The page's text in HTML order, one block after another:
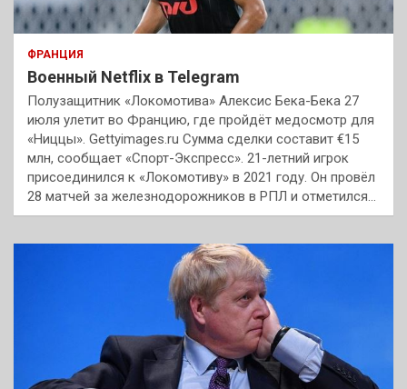
ФРАНЦИЯ
Военный Netflix в Telegram
Полузащитник «Локомотива» Алексис Бека-Бека 27
июля улетит во Францию, где пройдёт медосмотр для
«Ниццы». Gettyimages.ru Сумма сделки составит €15
млн, сообщает «Спорт-Экспресс». 21-летний игрок
присоединился к «Локомотиву» в 2021 году. Он провёл
28 матчей за железнодорожников в РПЛ и отметился…